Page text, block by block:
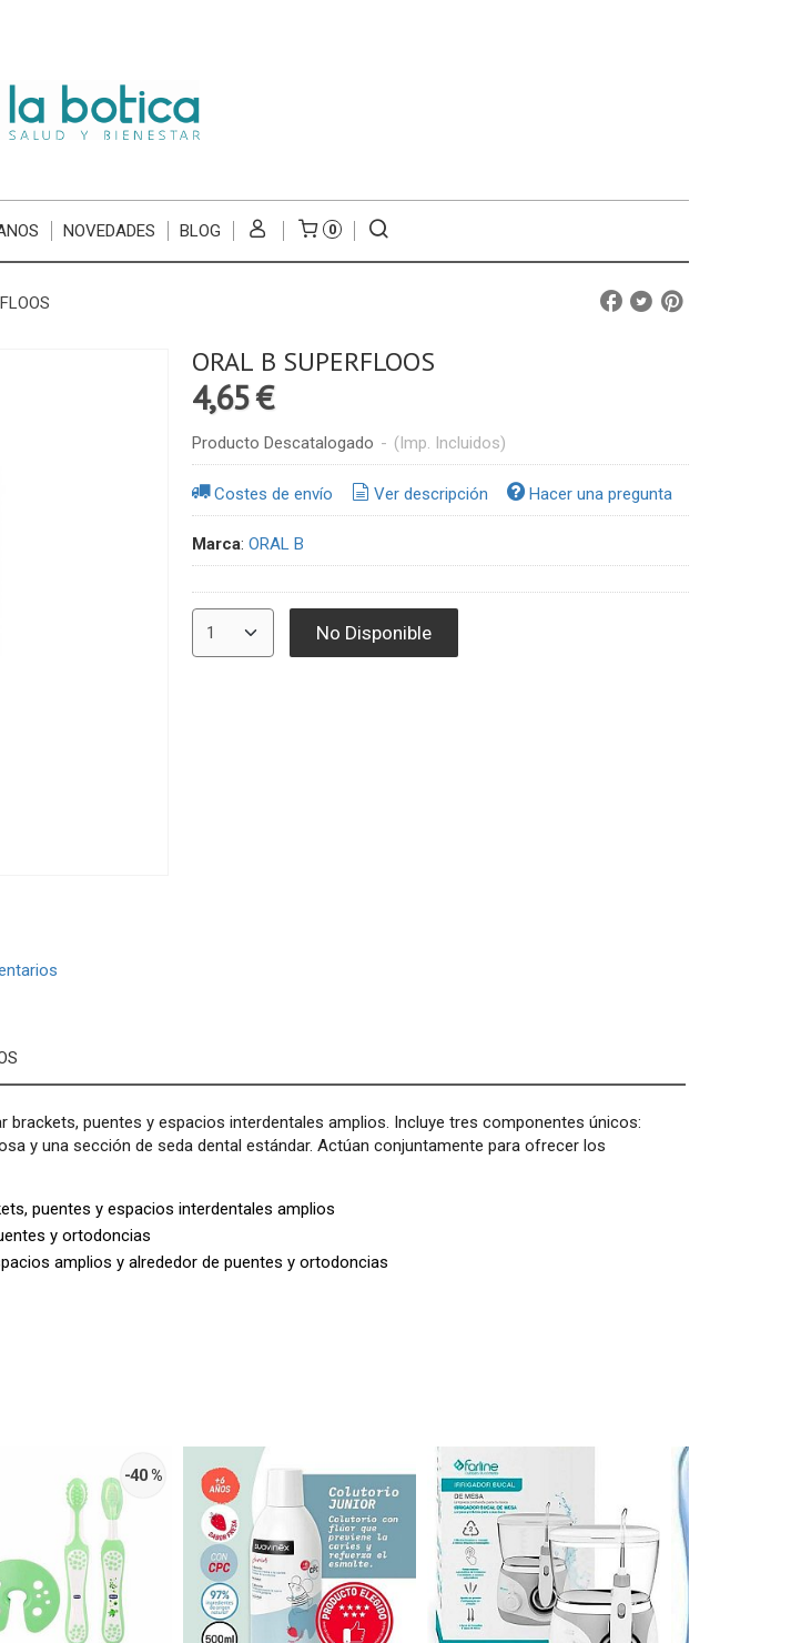
NOVEDADES BLOG 0
ORAL B SUPERFLOOS
4,65 €
Producto Descatalogado - (Imp. Incluidos)
Costes de envío Ver descripción Hacer una pregunta
Marca: ORAL B
No Disponible
brackets, puentes y espacios interdentales amplios. Incluye tres componentes únicos:
y una sección de seda dental estándar. Actúan conjuntamente para ofrecer los
puentes y espacios interdentales amplios
y ortodoncias
amplios y alrededor de puentes y ortodoncias
-40 %